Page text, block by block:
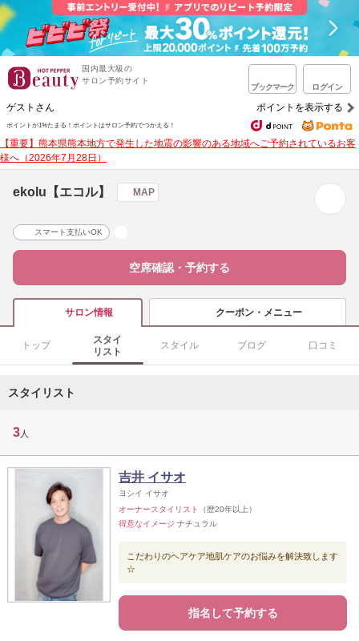
国内最大級の
サロン予約サイト
ブックマーク ログイン
ゲストさん ポイントを表示する
ポイントが1%たまる！ ポイントはサロン予約でつかえる！
【重要】熊本県熊本地方で発生した地震の影響のある地域へご予約されているお客
様へ（2026年7月28日）
ekolu【エコル】 MAP
スマート支払いOK
空席確認・予約する
サロン情報 クーポン・メニュー
トップ
スタイ
リスト
スタイル ブログ 口コミ
スタイリスト
3 人
吉井 イサオ
ヨシイ イサオ
オーナースタイリスト
（歴20年以上）
得意なイメージ ナチュラル
こだわりのヘアケア地肌ケアのお悩みを解決致します
☆
指名して予約する